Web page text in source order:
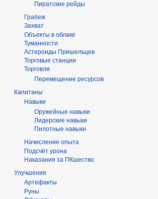
Пиратские рейды
Грабеж
Захват
Объекты в облаке
Туманности
Астероиды Пришельцев
Торговые станции
Торговля
Перемещение ресурсов
Капитаны
Навыки
Оружейные навыки
Лидерские навыки
Пилотные навыки
Начисление опыта
Подсчёт урона
Наказания за ПКшество
Улучшения
Артефакты
Руны